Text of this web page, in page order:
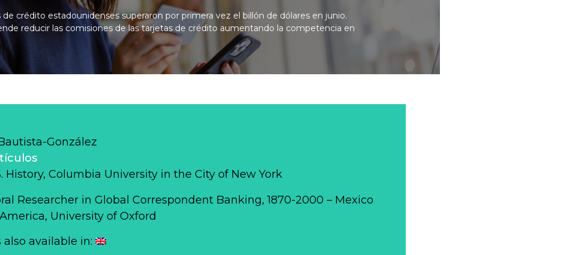
de crédito estadounidenses superaron por primera vez el billón de dólares en junio.
reducir las comisiones de las tarjetas de crédito aumentando la competencia en
González
History, Columbia University in the City of New York
Researcher in Global Correspondent Banking, 1870-2000 – Mexico
University of Oxford
also available in: